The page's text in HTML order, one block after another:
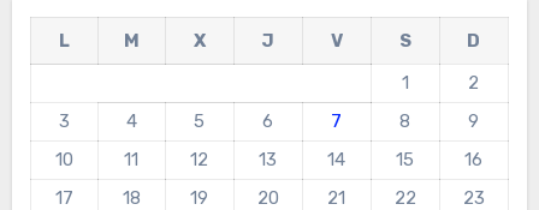
L M X J V S
D
1
2
3
4 5 6 7 8
9
10
11 12 13 14 15
16
17
18 19 20 21 22
23